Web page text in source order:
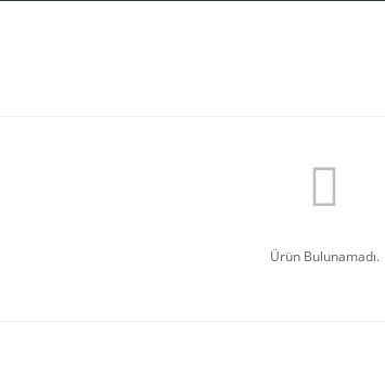
Ürün Bulunamadı.